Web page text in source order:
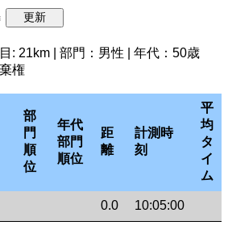
: 21km | 部門：男性 | 年代：50歳
権
部
門
順
位
年代
部門
順位
距
離
計測時
刻
平
均
タ
イ
ム
0.0 10:05:00